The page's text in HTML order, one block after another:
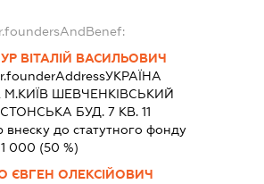
ВІТАЛІЙ ВАСИЛЬОВИЧ
УКРАЇНА
М.КИЇВ ШЕВЧЕНКІВСЬКИЙ
БУД. 7 КВ. 11
внеску до статутного фонду
1 000 (50 %)
ЄВГЕН ОЛЕКСІЙОВИЧ